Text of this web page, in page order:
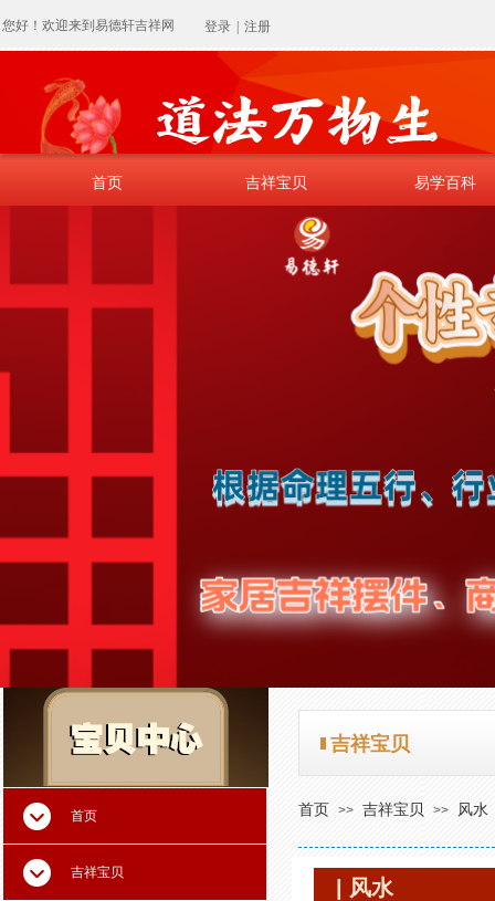
您好！欢迎来到易德轩吉祥网 登录 注册
首页 吉祥宝贝 易学百科
首页 吉祥宝贝 易学百科
首页
吉祥宝贝
吉祥宝贝
吉祥宝贝
首页 >> 吉祥宝贝 >> 风水
| 风水